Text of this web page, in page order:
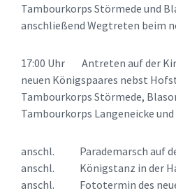
Tambourkorps Störmede und
anschließend Wegtreten beim
17:00 Uhr Antreten auf der
neuen Königspaares nebst
Tambourkorps Störmede,
Tambourkorps Langeneicke
anschl. Parademarsch auf
anschl. Königstanz in der
anschl. Fototermin des